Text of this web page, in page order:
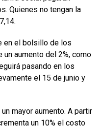
Quienes no tengan la
en el bolsillo de los
aumento del 2%, como
pasando en los
el 15 de junio y
mayor aumento. A partir
un 10% el costo